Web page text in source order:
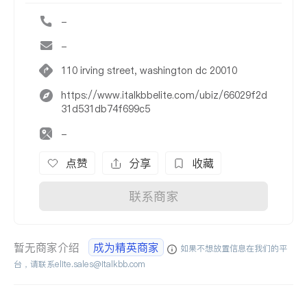
-
-
110 irving street, washington dc 20010
https://www.italkbbelite.com/ubiz/66029f2d
31d531db74f699c5
-
点赞 分享 收藏
联系商家
暂无商家介绍 成为精英商家
如果不想放置信息在我们的平
台，请联系elite.sales@italkbb.com